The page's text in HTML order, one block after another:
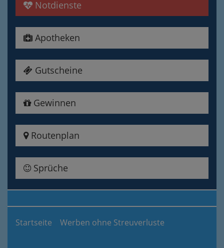
Notdienste
Apotheken
Gutscheine
Gewinnen
Routenplan
Sprüche
Startseite Werben ohne Streuverluste